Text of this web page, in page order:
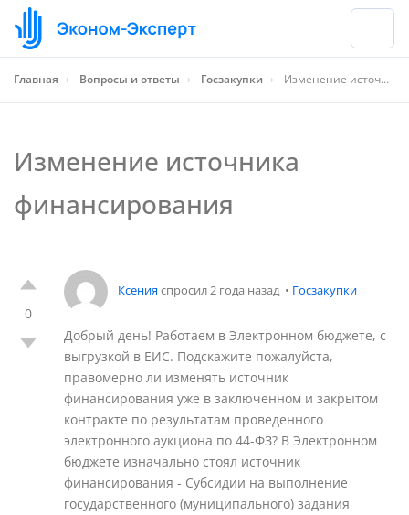
Главная › Вопросы и ответы › Госзакупки › Изменение источника финансирования
Изменение источника
финансирования
0
Ксенияспросил 2 года назад • Госзакупки
Добрый день! Работаем в Электронном бюджете, с
выгрузкой в ЕИС. Подскажите пожалуйста,
правомерно ли изменять источник
финансирования уже в заключенном и закрытом
контракте по результатам проведенного
электронного аукциона по 44-ФЗ? В Электронном
бюджете изначально стоял источник
финансирования - Субсидии на выполнение
государственного (муниципального) задания